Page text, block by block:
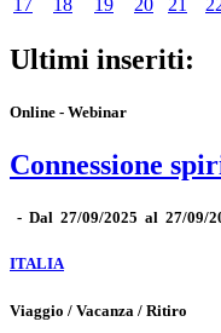
Ultimi inseriti:
Online - Webinar
Connessione
- Dal 27/09/2025 al 27/09/
ITALIA
Viaggio / Vacanza / Ritiro